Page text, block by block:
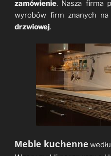
zamówienie. Nasza firma
wyrobów firm znanych na
drzwiowej.
Meble kuchenne